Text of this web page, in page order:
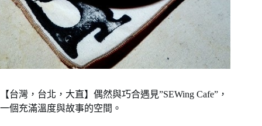
【台灣，台北，大直】偶然與巧合遇見”SEWing Cafe”，
一個充滿溫度與故事的空間。